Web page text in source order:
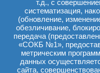
т.д., с
систематизация,
(обновление,
обезличивание,
передача
«СОКБ №1»,
метрическим
данных
сайта,